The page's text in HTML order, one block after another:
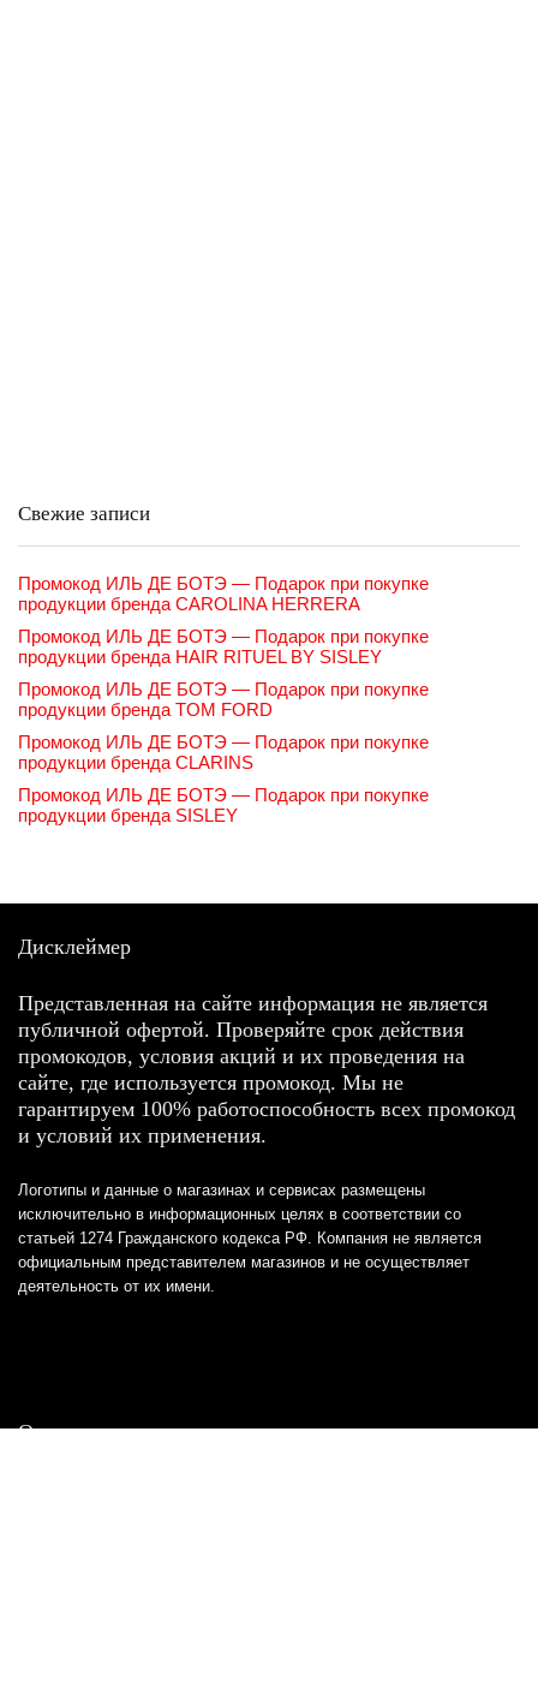
Свежие записи
Промокод ИЛЬ ДЕ БОТЭ — Подарок при покупке
продукции бренда CAROLINA HERRERA
Промокод ИЛЬ ДЕ БОТЭ — Подарок при покупке
продукции бренда HAIR RITUEL BY SISLEY
Промокод ИЛЬ ДЕ БОТЭ — Подарок при покупке
продукции бренда TOM FORD
Промокод ИЛЬ ДЕ БОТЭ — Подарок при покупке
продукции бренда CLARINS
Промокод ИЛЬ ДЕ БОТЭ — Подарок при покупке
продукции бренда SISLEY
Дисклеймер
Представленная на сайте информация не является
публичной офертой. Проверяйте срок действия
промокодов, условия акций и их проведения на
сайте, где используется промокод. Мы не
гарантируем 100% работоспособность всех промокод
и условий их применения.
Логотипы и данные о магазинах и сервисах размещены
исключительно в информационных целях в соответствии со
статьей 1274 Гражданского кодекса РФ. Компания не является
официальным представителем магазинов и не осуществляет
деятельность от их имени.
Отказ от ответственности